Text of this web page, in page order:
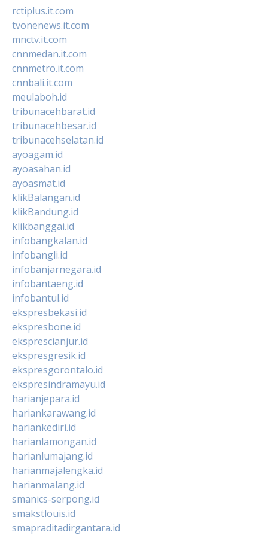
rctiplus.it.com
tvonenews.it.com
mnctv.it.com
cnnmedan.it.com
cnnmetro.it.com
cnnbali.it.com
meulaboh.id
tribunacehbarat.id
tribunacehbesar.id
tribunacehselatan.id
ayoagam.id
ayoasahan.id
ayoasmat.id
klikBalangan.id
klikBandung.id
klikbanggai.id
infobangkalan.id
infobangli.id
infobanjarnegara.id
infobantaeng.id
infobantul.id
ekspresbekasi.id
ekspresbone.id
eksprescianjur.id
ekspresgresik.id
ekspresgorontalo.id
ekspresindramayu.id
harianjepara.id
hariankarawang.id
hariankediri.id
harianlamongan.id
harianlumajang.id
harianmajalengka.id
harianmalang.id
smanics-serpong.id
smakstlouis.id
smapraditadirgantara.id